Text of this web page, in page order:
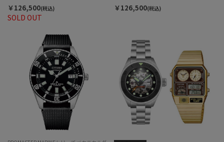
SOLD OUT
￥126,500(税込) ￥126,500(税込)